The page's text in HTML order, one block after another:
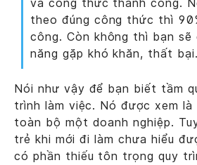
và công thức thành công.
theo đúng công thức thì
công. Còn không thì bạn sẽ
năng gặp khó khăn, thất bại.
Nói như vậy để bạn biết tầm
trình làm việc. Nó được xem là
toàn bộ một doanh nghiệp.
trẻ khi mới đi làm chưa hiểu
có phần thiếu tôn trọng quy